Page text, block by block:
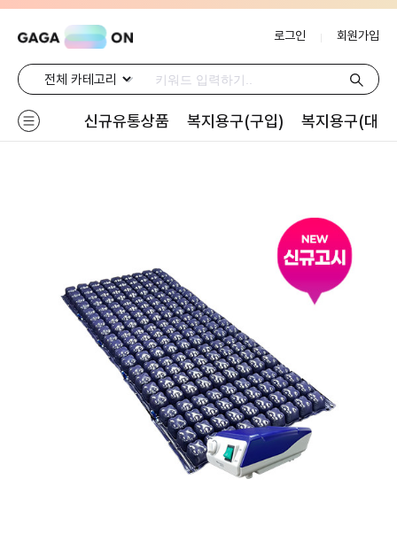
로그인 회원가입
신규유통상품 복지용구(구입) 복지용구(대여)